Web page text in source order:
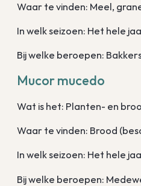
Waar te vinden: Meel,
In welk seizoen: Het hele
Bij welke beroepen:
Mucor mucedo
Wat is het: Planten- en
Waar te vinden: Brood
In welk seizoen: Het hele
Bij welke beroepen: